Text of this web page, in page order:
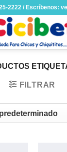
2222 / Escríbenos:
FILTRAR